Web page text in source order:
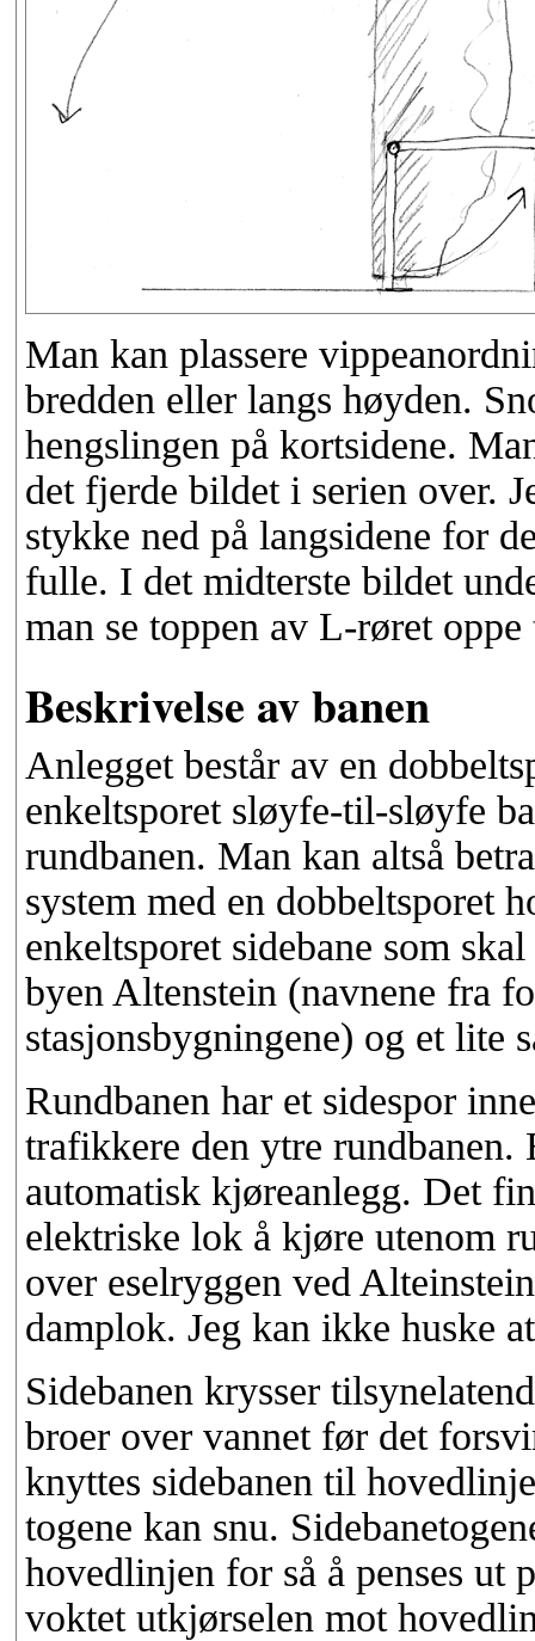
Man kan plassere
bredden eller langs høyden.
hengslingen på kortsidene.
det fjerde bildet i serien over.
stykke ned på langsidene for
fulle. I det midterste bildet
man se toppen av L-røret
Beskrivelse av banen
Anlegget består av en
enkeltsporet sløyfe-til-sløyfe
rundbanen. Man kan altså
system med en dobbeltsporet
enkeltsporet sidebane som
byen Altenstein (navnene fra
stasjonsbygningene) og et lite
Rundbanen har et sidespor
trafikkere den ytre rundbanen.
automatisk kjøreanlegg. Det
elektriske lok å kjøre utenom
over eselryggen ved
damplok. Jeg kan ikke huske
Sidebanen krysser
broer over vannet før det
knyttes sidebanen til
togene kan snu.
hovedlinjen for så å penses ut
voktet utkjørselen mot